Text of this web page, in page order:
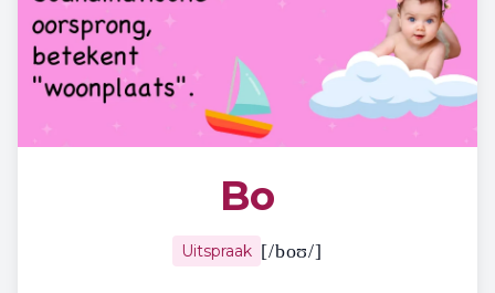
Bo
Uitspraak [/boʊ/]